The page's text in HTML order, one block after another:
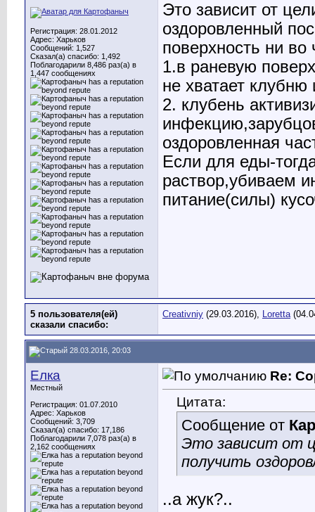
Регистрация: 28.01.2012
Адрес: Харьков
Сообщений: 1,527
Сказал(а) спасибо: 1,492
Поблагодарили 8,486 раз(а) в
1,447 сообщениях
Это зависит от
оздоровленный
поверхность ни во
1.в раневую
не хватает клубню
2. клубень
оздоровленная
Если для еды-
раствор,убиваем
питание(силы)
5 пользователя(ей)
сказали cпасибо:
Creativniy (29.03.2016), Loretta
28.03.2016, 20:03
Елка
Местный
Регистрация: 01.07.2010
Адрес: Харьков
Сообщений: 3,709
Сказал(а) спасибо: 17,186
Поблагодарили 7,078 раз(а) в
2,162 сообщениях
Re:
Цитата:
Сообщение от
Это зависит от
получить
..а жук?..